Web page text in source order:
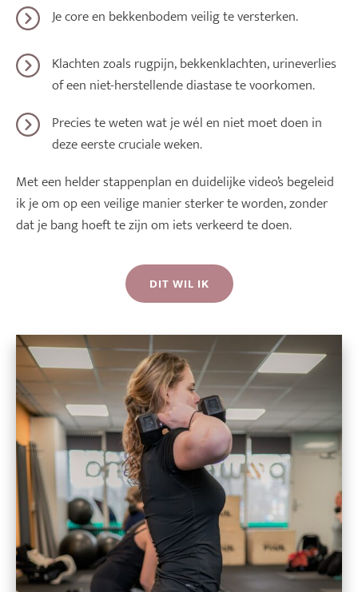
Je core en bekkenbodem veilig te versterken.
Klachten zoals rugpijn, bekkenklachten, urineverlies
of een niet-herstellende diastase te voorkomen.
Precies te weten wat je wél en niet moet doen in
deze eerste cruciale weken.
Met een helder stappenplan en duidelijke video’s begeleid
ik je om op een veilige manier sterker te worden, zonder
dat je bang hoeft te zijn om iets verkeerd te doen.
DIT WIL IK